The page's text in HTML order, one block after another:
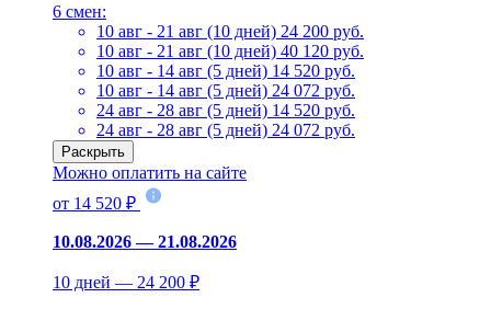
6 смен:
10 авг - 21 авг (10 дней) 24 200 руб.
10 авг - 21 авг (10 дней) 40 120 руб.
10 авг - 14 авг (5 дней) 14 520 руб.
10 авг - 14 авг (5 дней) 24 072 руб.
24 авг - 28 авг (5 дней) 14 520 руб.
24 авг - 28 авг (5 дней) 24 072 руб.
Раскрыть
Можно оплатить на сайте
от 14 520 ₽
10.08.2026 — 21.08.2026
10 дней — 24 200 ₽